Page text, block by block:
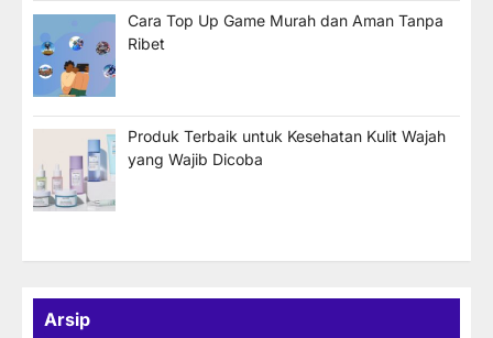
Cara Top Up Game Murah dan Aman Tanpa
Ribet
Produk Terbaik untuk Kesehatan Kulit Wajah
yang Wajib Dicoba
Arsip